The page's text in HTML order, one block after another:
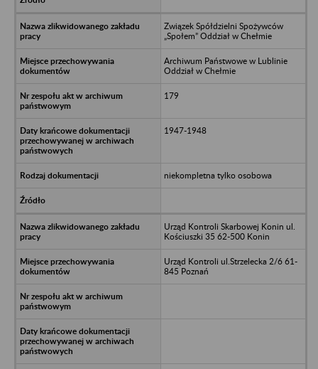
Związek Spółdzielni Spożywców
„Społem” Oddział w Chełmie
Archiwum Państwowe w Lublinie
Oddział w Chełmie
179
1947-1948
niekompletna tylko osobowa
Urząd Kontroli Skarbowej Konin ul.
Kościuszki 35 62-500 Konin
Urząd Kontroli ul.Strzelecka 2/6 61-
845 Poznań